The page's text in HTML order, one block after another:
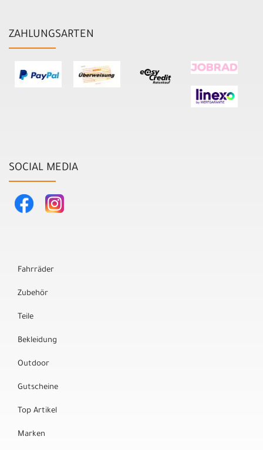
ZAHLUNGSARTEN
SOCIAL MEDIA
Fahrräder
Zubehör
Teile
Bekleidung
Outdoor
Gutscheine
Top Artikel
Marken